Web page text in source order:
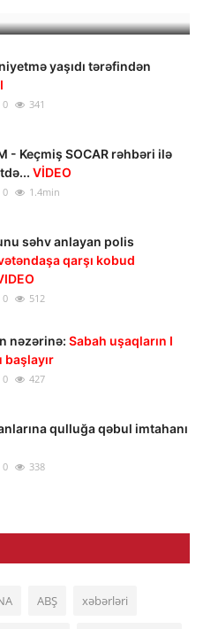
yaşıdı tərəfindən
0 341
- Keçmiş SOCAR rəhbəri ilə
VİDEO
0 1.4min
səhv anlayan polis
qarşı kobud
0 512
nəzərinə: Sabah uşaqların I
0 427
qulluğa qəbul imtahanı
0 338
ABŞ xəbərləri